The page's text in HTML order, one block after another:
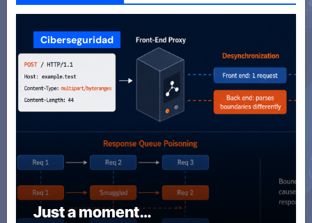
Ciberseguridad
Just a moment…